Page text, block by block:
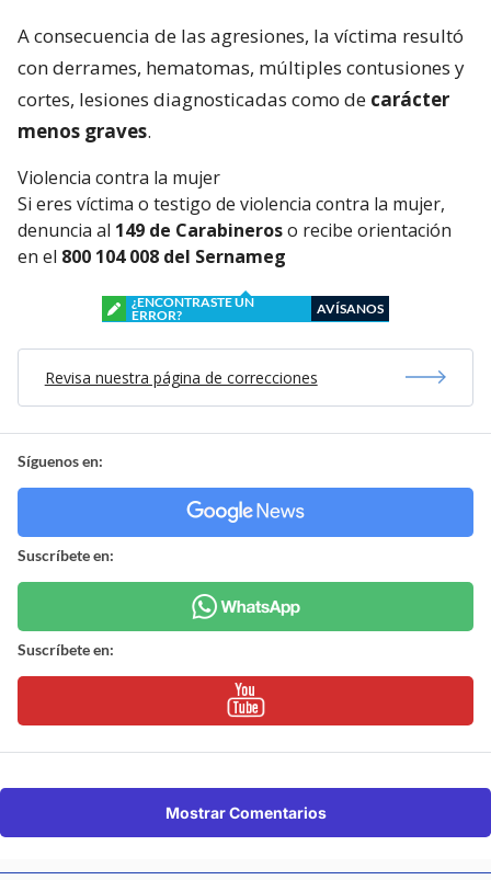
A consecuencia de las agresiones, la víctima resultó
con derrames, hematomas, múltiples contusiones y
cortes, lesiones diagnosticadas como de carácter
menos graves.
Violencia contra la mujer
Si eres víctima o testigo de violencia contra la mujer,
denuncia al 149 de Carabineroso recibe orientación
en el 800 104 008 del Sernameg
¿ENCONTRASTE UN
ERROR?
AVÍSANOS
Revisa nuestra página de correcciones
Síguenos en:
Suscríbete en:
Suscríbete en:
Mostrar Comentarios